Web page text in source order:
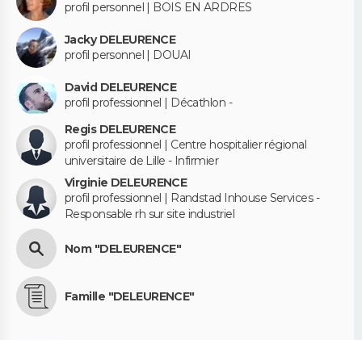
profil personnel | BOIS EN ARDRES
Jacky DELEURENCE
profil personnel | DOUAI
David DELEURENCE
profil professionnel | Décathlon -
Regis DELEURENCE
profil professionnel | Centre hospitalier régional
universitaire de Lille - Infirmier
Virginie DELEURENCE
profil professionnel | Randstad Inhouse Services -
Responsable rh sur site industriel
Nom "DELEURENCE"
Famille "DELEURENCE"